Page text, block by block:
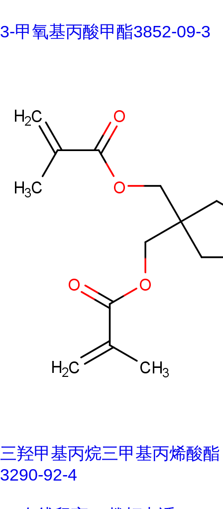
3-甲氧基丙酸甲酯3852-09-3
三羟甲基丙烷三甲基丙烯酸酯
3290-92-4